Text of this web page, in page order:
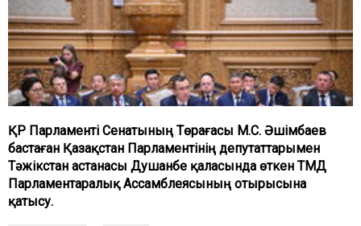
ҚР Парламенті Сенатының Төрағасы М.С. Әшімбаев
бастаған Қазақстан Парламентінің депутаттарымен
Тәжікстан астанасы Душанбе қаласында өткен ТМД
Парламентаралық Ассамблеясының отырысына
қатысу.